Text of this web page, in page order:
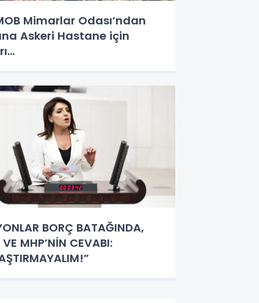
Mimarlar Odası’ndan
Askeri Hastane için
BORÇ BATAĞINDA,
MHP’NİN CEVABI: